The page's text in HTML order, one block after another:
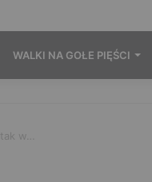
WALKI NA GOŁE PIĘŚCI
w…